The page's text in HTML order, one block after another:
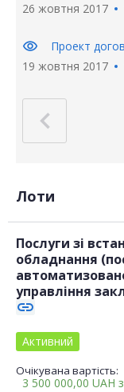
26 жовтня 2017
visibility
Проект
19 жовтня 2017
Лоти
Послуги зі
обладнання (послуги з монтажу
автоматизованої
управління
link
Очікувана вартість:
3 500 000,00 UAH
Активний